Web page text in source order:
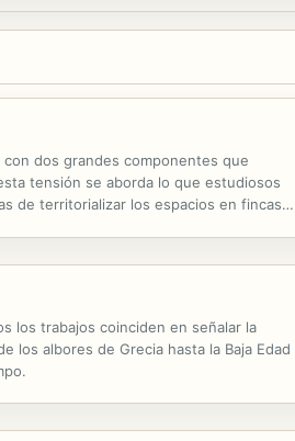
dos grandes componentes que
tensión se aborda lo que estudiosos
de territorializar los espacios en fincas
los trabajos coinciden en señalar la
los albores de Grecia hasta la Baja Edad